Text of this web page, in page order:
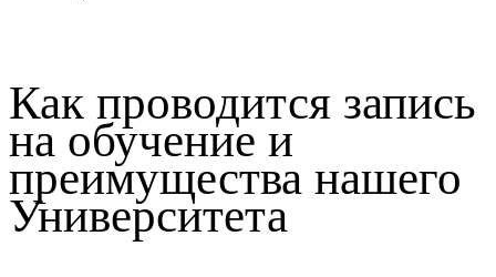
Как проводится запись
на обучение и
преимущества нашего
Университета